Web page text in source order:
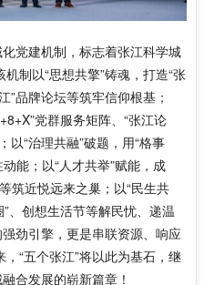
党建机制，标志着张江科学城
机制以“思想共擎”铸魂， 打造“张
”品牌论坛等筑牢信仰根基；
党群服务矩阵、“张江论
以“治理共融”破题， 用“格事
能； 以“人才共举”赋能， 成
筑近悦远来之巢； 以“民生共
、创想生活节等解民忧、递温
劲引擎，更是串联资源、响应
“五个张江”将以此为基石，继
合发展的崭新篇章！